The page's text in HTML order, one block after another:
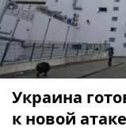
Украина
к новой